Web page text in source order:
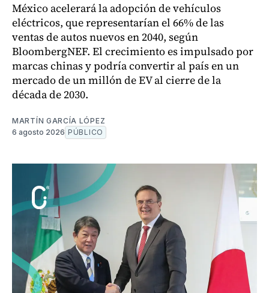
México acelerará la adopción de vehículos
eléctricos, que representarían el 66% de las
ventas de autos nuevos en 2040, según
BloombergNEF. El crecimiento es impulsado por
marcas chinas y podría convertir al país en un
mercado de un millón de EV al cierre de la
década de 2030.
MARTÍN GARCÍA LÓPEZ
6 agosto 2026 PÚBLICO